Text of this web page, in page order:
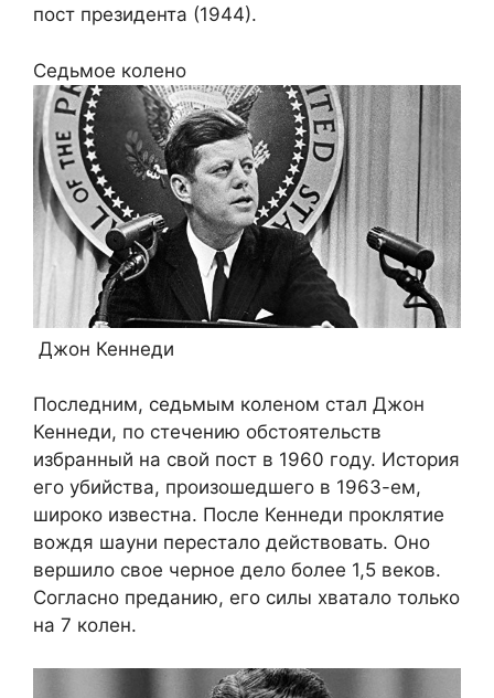
пост президента (1944).
Седьмое колено
Джон Кеннеди
Последним, седьмым коленом стал Джон
Кеннеди, по стечению обстоятельств
избранный на свой пост в 1960 году. История
его убийства, произошедшего в 1963-ем,
широко известна. После Кеннеди проклятие
вождя шауни перестало действовать. Оно
вершило свое черное дело более 1,5 веков.
Согласно преданию, его силы хватало только
на 7 колен.